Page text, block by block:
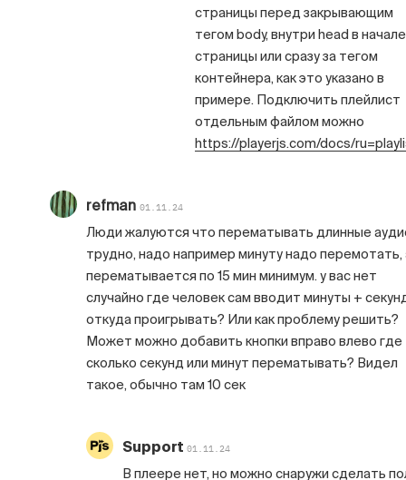
страницы перед закрывающим
тегом body, внутри head в начале
страницы или сразу за тегом
контейнера, как это указано в
примере. Подключить плейлист
отдельным файлом можно
https://playerjs.com/docs/
refman 01.11.24
Люди жалуются что перематывать длинные
трудно, надо например минуту надо перемотать,
перематывается по 15 мин минимум. у вас нет
случайно где человек сам вводит минуты +
откуда проигрывать? Или как проблему решить?
Может можно добавить кнопки вправо влево где
сколько секунд или минут перематывать? Видел
такое, обычно там 10 сек
Support 01.11.24
В плеере нет, но можно снаружи сделать